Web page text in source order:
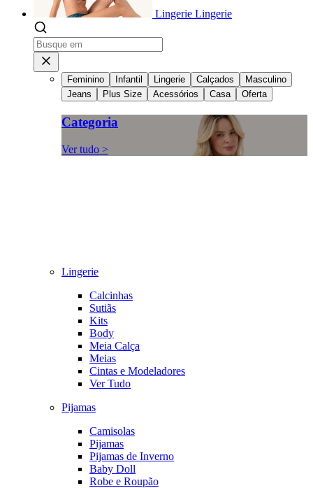
Lingerie Lingerie
Feminino Infantil Lingerie Calçados
Masculino
Jeans
Plus Size Acessórios Casa Oferta
Categoria
Ver tudo >
Lingerie
Calcinhas
Sutiãs
Kits
Body
Meia Calça
Meias
Cintas e Modeladores
Ver Tudo
Pijamas
Camisolas
Pijamas
Pijamas de Inverno
Baby Doll
Robe e Roupão